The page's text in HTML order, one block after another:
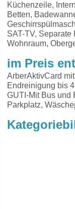
Küchenzeile,
Betten,
SAT-TV,
Wohnraum,
im Preis
ArberAktivCard
Endreinigung bis
GUTI-Mit Bus und
Parkplatz,